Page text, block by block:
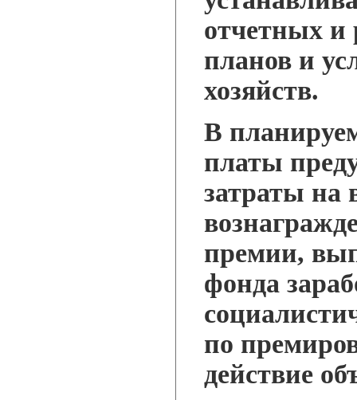
отчетных и
планов и
хозяйств.
В
платы
затраты на
премии,
фонда
по
действие